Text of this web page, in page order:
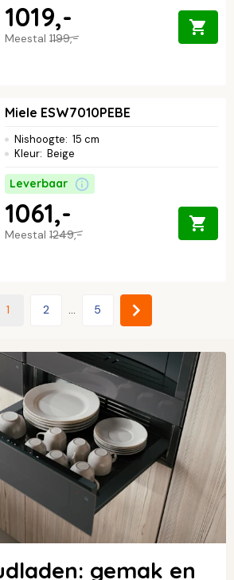
Meestal 1199,-
1019,-
Miele ESW7010PEBE
Nishoogte: 15 cm
Kleur: Beige
Leverbaar
Meestal 1249,-
1061,-
1 2 ... 5
gemak en